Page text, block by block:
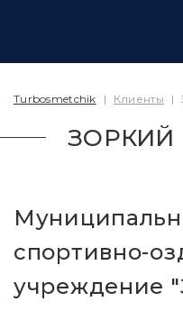
Turbosmetchik | Клиенты |
ЗОРКИЙ
спортивно-
учреждение